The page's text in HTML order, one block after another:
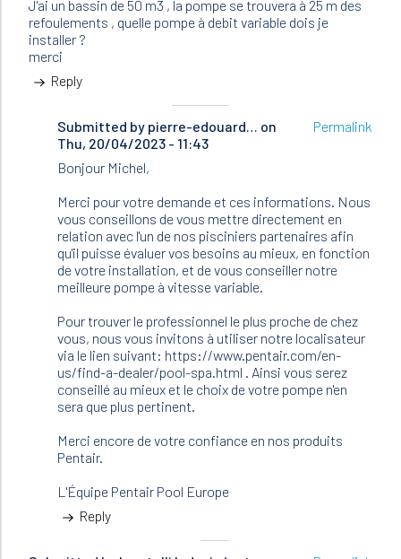
J'ai un bassin de 50 m3 , la pompe se trouvera à 25 m des
refoulements , quelle pompe à debit variable dois je
installer ?
merci
Reply
Submitted by pierre-edouard… on
Thu, 20/04/2023 - 11:43
In
reply
to
J'ai
un
bassin
de
50
m3
,
la…
by
JFR
(not
verified)
Permalink
Bonjour Michel,
Merci pour votre demande et ces informations. Nous
vous conseillons de vous mettre directement en
relation avec l'un de nos pisciniers partenaires afin
qu'il puisse évaluer vos besoins au mieux, en fonction
de votre installation, et de vous conseiller notre
meilleure pompe à vitesse variable.
Pour trouver le professionnel le plus proche de chez
vous, nous vous invitons à utiliser notre localisateur
via le lien suivant: https://www.pentair.com/en-
us/find-a-dealer/pool-spa.html . Ainsi vous serez
conseillé au mieux et le choix de votre pompe n'en
sera que plus pertinent.
Merci encore de votre confiance en nos produits
Pentair.
L'Équipe Pentair Pool Europe
Reply